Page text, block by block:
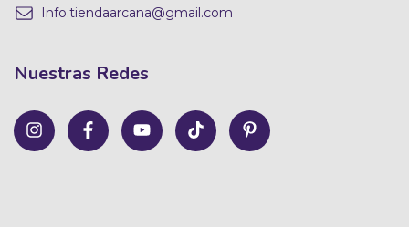
Info.tiendaarcana@gmail.com
Nuestras Redes